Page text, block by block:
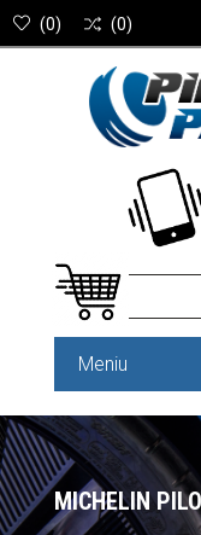
(0) (0)
Meniu
MICHELIN